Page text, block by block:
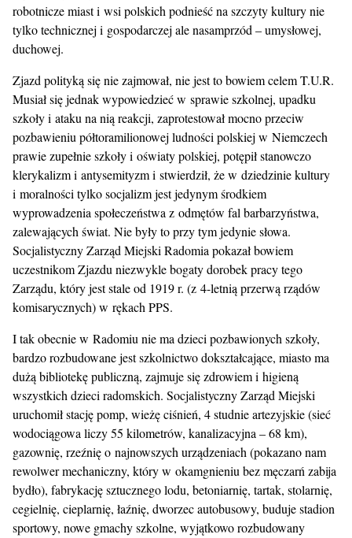
robotnicze miast i wsi polskich podnieść na szczyty kultury nie
tylko technicznej i gospodarczej ale nasamprzód – umysłowej,
duchowej.
Zjazd polityką się nie zajmował, nie jest to bowiem celem T.U.R.
Musiał się jednak wypowiedzieć w sprawie szkolnej, upadku
szkoły i ataku na nią reakcji, zaprotestował mocno przeciw
pozbawieniu półtoramilionowej ludności polskiej w Niemczech
prawie zupełnie szkoły i oświaty polskiej, potępił stanowczo
klerykalizm i antysemityzm i stwierdził, że w dziedzinie kultury
i moralności tylko socjalizm jest jedynym środkiem
wyprowadzenia społeczeństwa z odmętów fal barbarzyństwa,
zalewających świat. Nie były to przy tym jedynie słowa.
Socjalistyczny Zarząd Miejski Radomia pokazał bowiem
uczestnikom Zjazdu niezwykle bogaty dorobek pracy tego
Zarządu, który jest stale od 1919 r. (z 4-letnią przerwą rządów
komisarycznych) w rękach PPS.
I tak obecnie w Radomiu nie ma dzieci pozbawionych szkoły,
bardzo rozbudowane jest szkolnictwo dokształcające, miasto ma
dużą bibliotekę publiczną, zajmuje się zdrowiem i higieną
wszystkich dzieci radomskich. Socjalistyczny Zarząd Miejski
uruchomił stację pomp, wieżę ciśnień, 4 studnie artezyjskie (sieć
wodociągowa liczy 55 kilometrów, kanalizacyjna – 68 km),
gazownię, rzeźnię o najnowszych urządzeniach (pokazano nam
rewolwer mechaniczny, który w okamgnieniu bez męczarń zabija
bydło), fabrykację sztucznego lodu, betoniarnię, tartak, stolarnię,
cegielnię, cieplarnię, łaźnię, dworzec autobusowy, buduje stadion
sportowy, nowe gmachy szkolne, wyjątkowo rozbudowany